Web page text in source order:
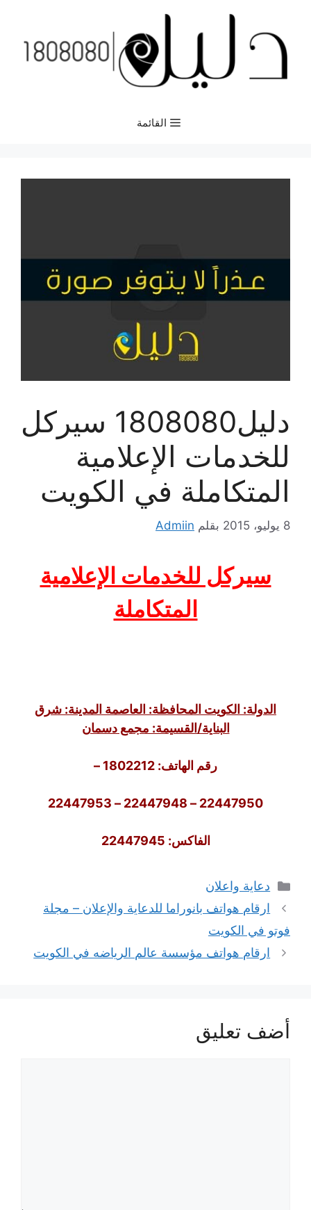
المحتوى
القائمة
دليل1808080 سيركل
للخدمات الإعلامية
المتكاملة في الكويت
8 يوليو، 2015 بقلم Admiin
سيركل للخدمات الإعلامية
المتكاملة
الدولة: الكويت المحافظة: العاصمة المدينة: شرق
البناية/القسيمة: مجمع دسمان
رقم الهاتف: 1802212 –
22447950 – 22447948 – 22447953
الفاكس: 22447945
التصنيفات
دعاية واعلان
ارقام هواتف بانوراما للدعاية والإعلان – مجلة
فوتو في الكويت
ارقام هواتف مؤسسة عالم الرياضه في الكويت
أضف تعليق